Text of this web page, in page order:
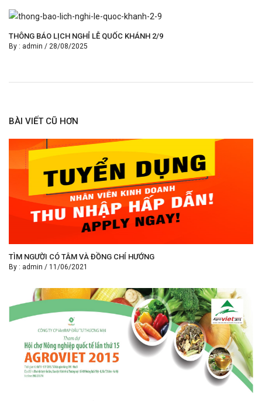
THÔNG BÁO LỊCH NGHỈ LỄ QUỐC KHÁNH 2/9
By : admin / 28/08/2025
BÀI VIẾT CŨ HƠN
TÌM NGƯỜI CÓ TÂM VÀ ĐỒNG CHÍ HƯỚNG
By : admin / 11/06/2021